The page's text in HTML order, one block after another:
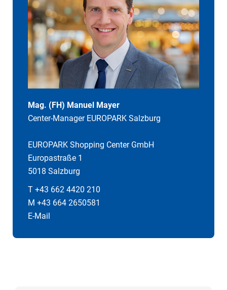
Mag. (FH) Manuel Mayer
Center-Manager EUROPARK Salzburg
EUROPARK Shopping Center GmbH
Europastraße 1
5018 Salzburg
T +43 662 4420 210
M +43 664 2650581
E-Mail